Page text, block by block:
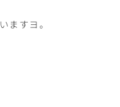
ますヨ。